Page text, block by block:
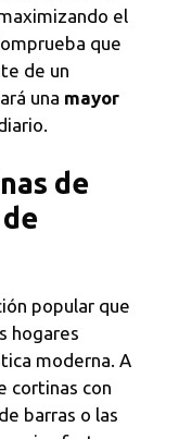
el
que
de un
una mayor
de
popular que
hogares
moderna. A
cortinas con
barras o las